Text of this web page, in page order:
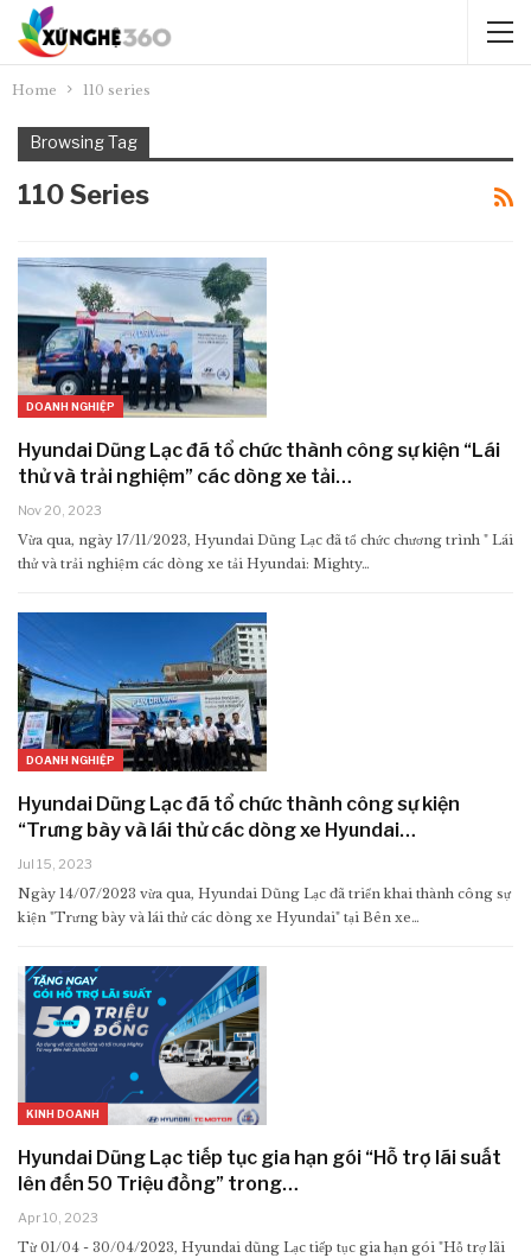
Home 110 series
Browsing Tag
110 Series
DOANH NGHIỆP
Hyundai Dũng Lạc đã tổ chức thành công sự kiện “Lái
thử và trải nghiệm” các dòng xe tải…
Nov 20, 2023
Vừa qua, ngày 17/11/2023, Hyundai Dũng Lạc đã tổ chức chương trình " Lái
thử và trải nghiệm các dòng xe tải Hyundai: Mighty…
DOANH NGHIỆP
Hyundai Dũng Lạc đã tổ chức thành công sự kiện
“Trưng bày và lái thử các dòng xe Hyundai…
Jul 15, 2023
Ngày 14/07/2023 vừa qua, Hyundai Dũng Lạc đã triển khai thành công sự
kiện "Trưng bày và lái thử các dòng xe Hyundai" tại Bên xe…
KINH DOANH
Hyundai Dũng Lạc tiếp tục gia hạn gói “Hỗ trợ lãi suất
lên đến 50 Triệu đồng” trong…
Apr 10, 2023
Từ 01/04 - 30/04/2023, Hyundai dũng Lạc tiếp tục gia hạn gói "Hỗ trợ lãi